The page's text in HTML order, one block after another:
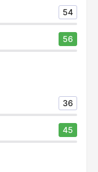
54
56
36
45